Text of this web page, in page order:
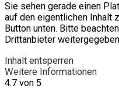
Sie sehen gerade einen
auf den eigentlichen Inhalt
Button unten. Bitte
Drittanbieter
Inhalt entsperren
Weitere Informationen
4.7 von 5